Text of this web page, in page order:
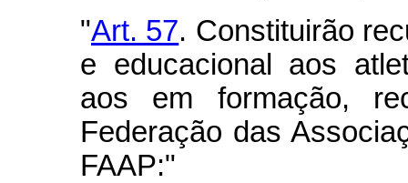
"Art. 57. Constituirão
e educacional aos
aos em formação,
Federação das
FAAP:"